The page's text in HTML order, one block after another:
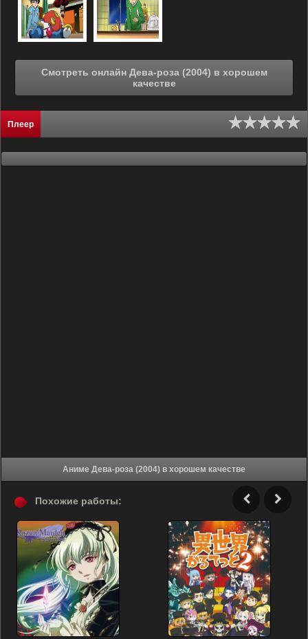
Смотреть онлайн Дева-роза (2004) в хорошем
качестве
Плеер
Аниме Дева-роза (2004) в хорошем качестве
Похожие работы: